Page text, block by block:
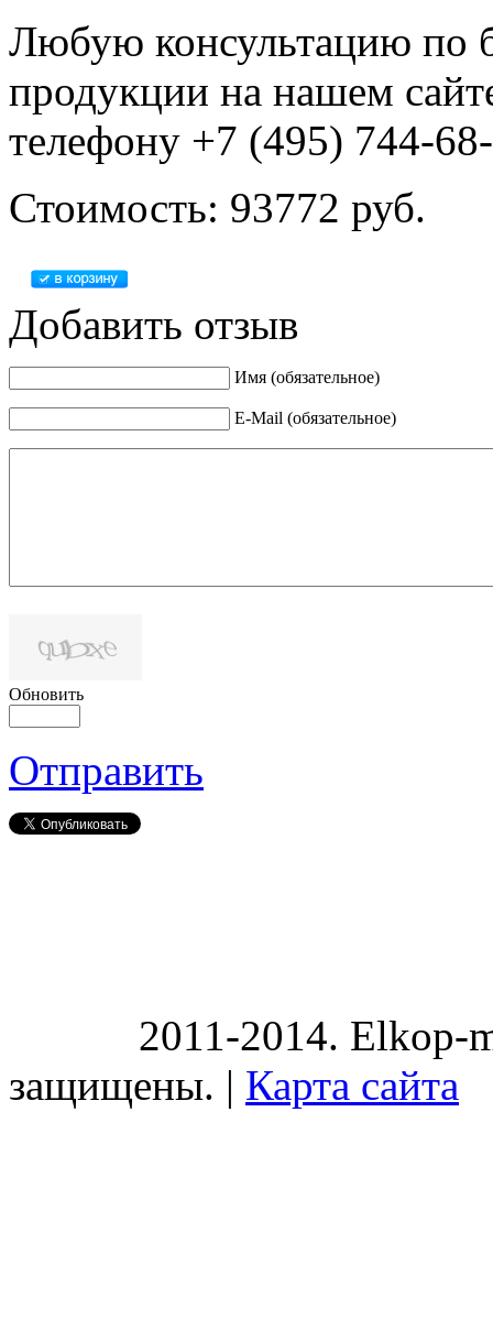
Любую консультацию по
продукции на нашем
телефону +7 (495) 744-
Стоимость: 93772 руб.
Добавить отзыв
Имя (обязательное)
E-Mail (обязательное)
Обновить
Отправить
2011-2014. Elkop-
защищены. | Карта сайта